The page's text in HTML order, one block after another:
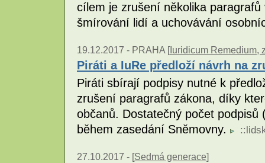
cílem je zrušení několika
šmírování lidí a uchovávání
19.12.2017 - PRAHA [Iuridicum Remedium,
Piráti a IuRe předloží návrh na
Piráti sbírají podpisy nutné k
zrušení paragrafů zákona, díky
občanů. Dostatečný počet
během zasedání Sněmovny.
::
27.10.2017 - [Sedmá generace]